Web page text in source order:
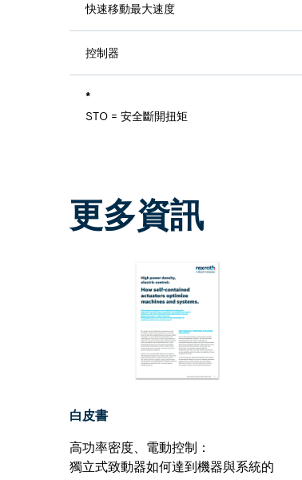
快速移動最大速度
控制器
*
STO = 安全斷開扭矩
更多資訊
白皮書
高功率密度、電動控制：
獨立式致動器如何達到機器與系統的